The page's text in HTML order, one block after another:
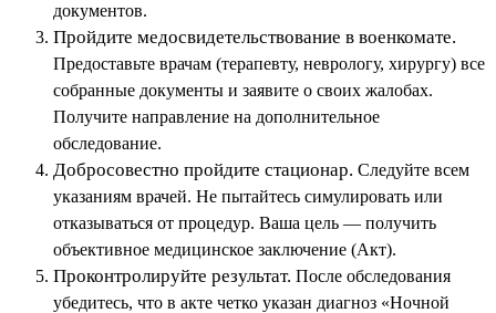
документов.
Пройдите медосвидетельствование в военкомате.
Предоставьте врачам (терапевту, неврологу, хирургу) все
собранные документы и заявите о своих жалобах.
Получите направление на дополнительное
обследование.
Добросовестно пройдите стационар. Следуйте всем
указаниям врачей. Не пытайтесь симулировать или
отказываться от процедур. Ваша цель — получить
объективное медицинское заключение (Акт).
Проконтролируйте результат. После обследования
убедитесь, что в акте четко указан диагноз «Ночной